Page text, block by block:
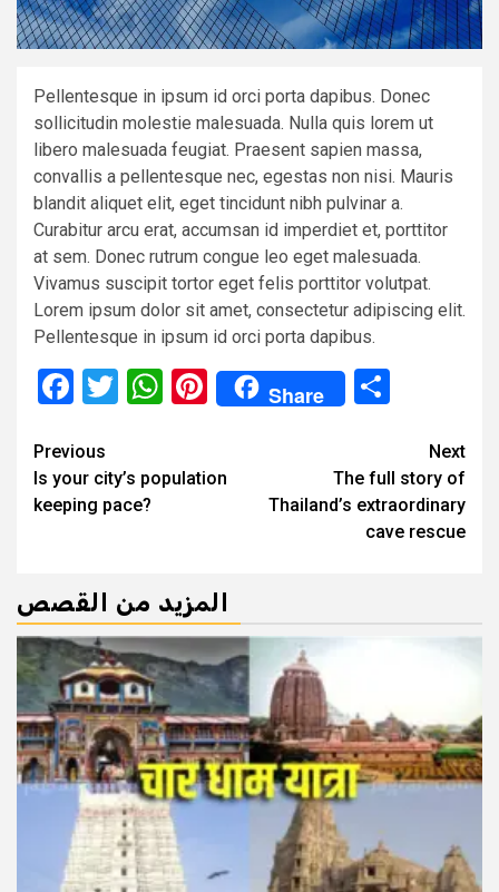
Pellentesque in ipsum id orci porta dapibus. Donec
sollicitudin molestie malesuada. Nulla quis lorem ut
libero malesuada feugiat. Praesent sapien massa,
convallis a pellentesque nec, egestas non nisi. Mauris
blandit aliquet elit, eget tincidunt nibh pulvinar a.
Curabitur arcu erat, accumsan id imperdiet et, porttitor
at sem. Donec rutrum congue leo eget malesuada.
Vivamus suscipit tortor eget felis porttitor volutpat.
Lorem ipsum dolor sit amet, consectetur adipiscing elit.
Pellentesque in ipsum id orci porta dapibus.
Facebook
TwitterWhatsApp
Pinterest
Share
Continue
Reading
Previous
Is your city’s population
keeping pace?
Next
The full story of
Thailand’s extraordinary
cave rescue
المزيد من القصص